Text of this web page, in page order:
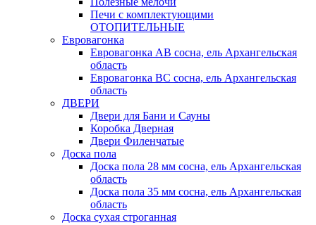
Печи с комплектующими
ОТОПИТЕЛЬНЫЕ
Евровагонка
Евровагонка АВ сосна, ель Архангельская
область
Евровагонка ВС сосна, ель Архангельская
область
ДВЕРИ
Двери для Бани и Сауны
Коробка Дверная
Двери Филенчатые
Доска пола
Доска пола 28 мм сосна, ель Архангельская
область
Доска пола 35 мм сосна, ель Архангельская
область
Доска сухая строганная